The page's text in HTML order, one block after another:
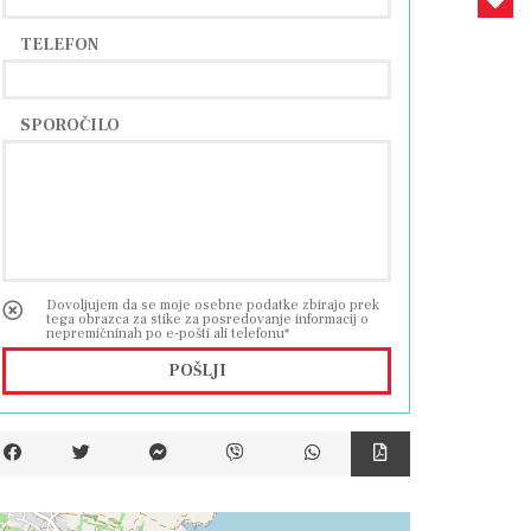
TELEFON
SPOROČILO
Dovoljujem da se moje osebne podatke zbirajo prek
tega obrazca za stike za posredovanje informacij o
nepremičninah po e-pošti ali telefonu*
POŠLJI